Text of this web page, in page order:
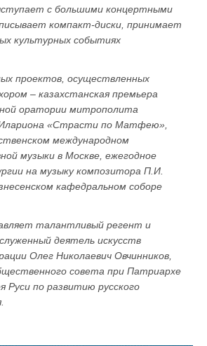
с большими концертными
компакт-диски, принимает
культурных событиях
проектов, осуществленных
– казахстанская премьера
оратории митрополита
Илариона «Страсти по Матфею»,
международном
музыки в Москве, ежегодное
на музыку композитора П.И.
кафедральном соборе
талантливый регент и
деятель искусств
Олег Николаевич Овчинников,
совета при Патриархе
Руси по развитию русского